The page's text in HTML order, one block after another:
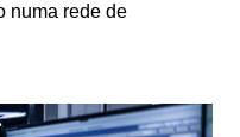
numa rede de